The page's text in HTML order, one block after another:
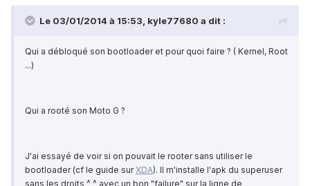
Le 03/01/2014 à 15:53, kyle77680 a dit :
Qui a débloqué son bootloader et pour quoi faire ? ( Kernel, Root
...)
Qui a rooté son Moto G ?
J'ai essayé de voir si on pouvait le rooter sans utiliser le
bootloader (cf le guide surXDA). Il m'installe l'apk du superuser
sans les droits ^_^ avec un bon "failure" sur la ligne de